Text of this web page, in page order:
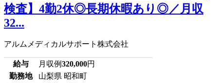
検査】4勤2休◎長期休暇あり◎／月収
32...
アルムメディカルサポート株式会社
給与 月収例320,000円
勤務地
山梨県 昭和町